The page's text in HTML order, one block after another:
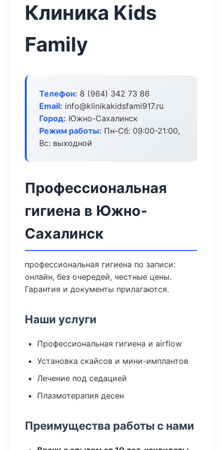
Клиника Kids
Family
Телефон: 8 (964) 342 73 86
Email: info@klinikakidsfami917.ru
Город: Южно-Сахалинск
Режим работы: Пн-Сб: 09:00-21:00,
Вс: выходной
Профессиональная
гигиена в Южно-
Сахалинск
профессиональная гигиена по записи:
онлайн, без очередей, честные цены.
Гарантия и документы прилагаются.
Наши услуги
Профессиональная гигиена и airflow
Установка скайсов и мини-имплантов
Лечение под седацией
Плазмотерапия десен
Преимущества работы с нами